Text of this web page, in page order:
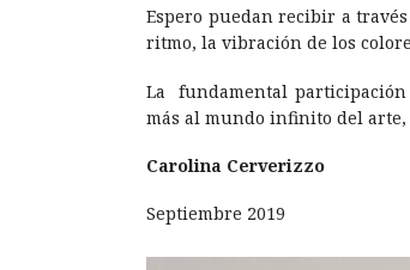
Espero puedan recibir a
ritmo, la vibración de los
La fundamental participación
más al mundo infinito del
Carolina Cerverizzo
Septiembre 2019